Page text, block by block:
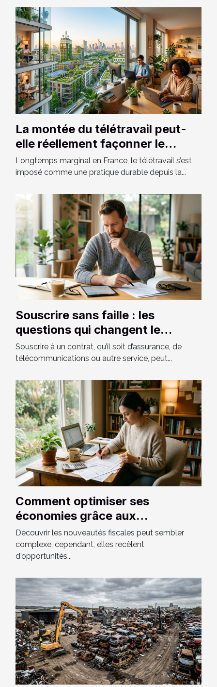
La montée du télétravail peut-
elle réellement façonner le
paysage urbain de demain ?
Longtemps marginal en France, le télétravail s’est
imposé comme une pratique durable depuis la...
Souscrire sans faille : les
questions qui changent le
contrat
Souscrire à un contrat, qu’il soit d’assurance, de
télécommunications ou autre service, peut...
Comment optimiser ses
économies grâce aux
nouveautés fiscales ?
Découvrir les nouveautés fiscales peut sembler
complexe, cependant, elles recèlent
d'opportunités...